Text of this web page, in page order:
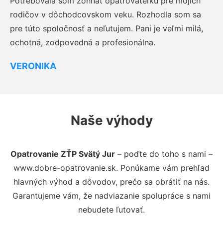
rodičov v dôchodcovskom veku. Rozhodla som sa
pre túto spoločnosť a neľutujem. Pani je veľmi milá,
ochotná, zodpovedná a profesionálna.
VERONIKA
Naše výhody
Opatrovanie ZŤP Svätý Jur – poďte do toho s nami –
www.dobre-opatrovanie.sk. Ponúkame vám prehľad
hlavných výhod a dôvodov, prečo sa obrátiť na nás.
Garantujeme vám, že nadviazanie spolupráce s nami
nebudete ľutovať.